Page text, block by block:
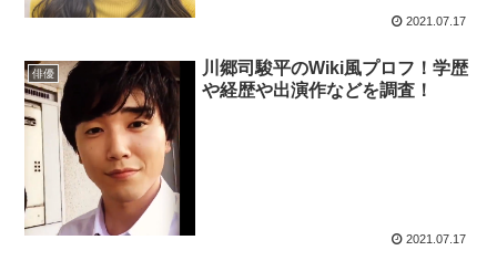
2021.07.17
俳優
川郷司駿平のWiki風プロフ！学歴
や経歴や出演作などを調査！
2021.07.17